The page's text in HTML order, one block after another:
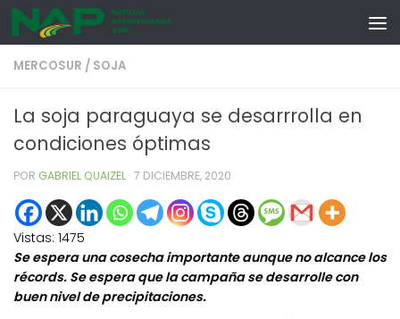
Skip to content
MERCOSUR / SOJA
La soja paraguaya se desarrrolla en
condiciones óptimas
POR GABRIEL QUAIZEL · 7 DICIEMBRE, 2020
Vistas: 1475
Se espera una cosecha importante aunque no alcance los
récords. Se espera que la campaña se desarrolle con
buen nivel de precipitaciones.